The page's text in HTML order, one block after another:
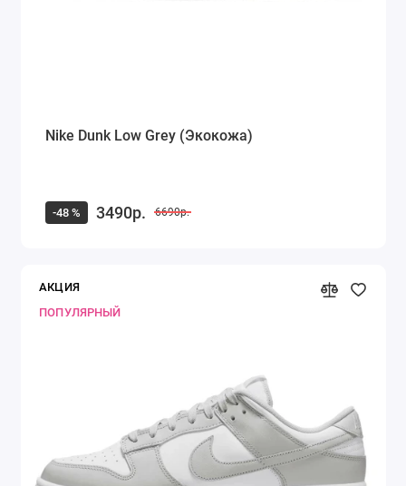
Nike Dunk Low Grey (Экокожа)
-48 % 3490р. 6690р.
АКЦИЯ
ПОПУЛЯРНЫЙ